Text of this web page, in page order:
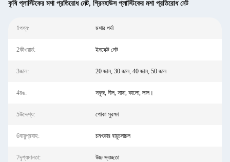
কৃষি প্লাস্টিকের মশা প্রতিরোধ নেট, গ্রিনহাউস প্লাস্টিকের মশা প্রতিরোধ নেট
1পণ্য: মশার পর্দা
2কীওয়ার্ড: ইনসেক্ট নেট
3জাল: 20 জাল, 30 জাল, 40 জাল, 50 জাল
4রঙ: সবুজ, নীল, সাদা, কালো, লাল।
5উদ্দেশ্য: পোকা সুরক্ষা
6বায়ুপ্রবাহ: চমৎকার বায়ুচলাচল
7দৃশ্যমানতা: উচ্চ স্বচ্ছতা